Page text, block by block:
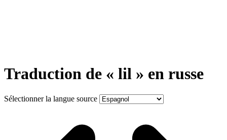
Traduction de « lil » en russe
Sélectionner la langue source